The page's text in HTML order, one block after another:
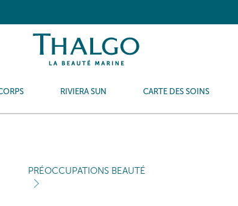
RIVIERA SUN CARTE DES SOINS
PRÉOCCUPATIONS BEAUTÉ